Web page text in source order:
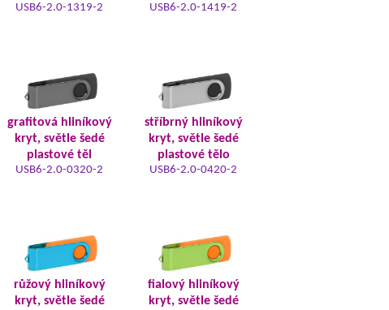
USB6-2.0-1319-2 USB6-2.0-1419-2
grafitová hliníkový
kryt, světle šedé
plastové těl
USB6-2.0-0320-2
stříbrný hliníkový
kryt, světle šedé
plastové tělo
USB6-2.0-0420-2
růžový hliníkový
kryt, světle šedé
fialový hliníkový
kryt, světle šedé